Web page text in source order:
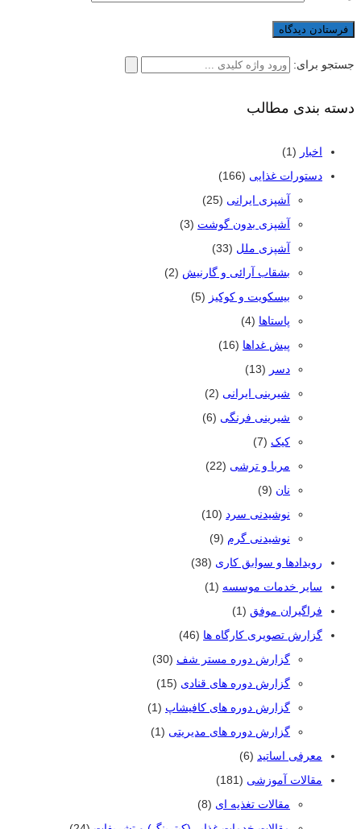
جستجو برای:
دسته بندی مطالب
اخبار (1)
دستورات غذایی (166)
آشپزی ایرانی (25)
آشپزی بدون گوشت (3)
آشپزی ملل (33)
بشقاب آرائی و گارنیش (2)
بیسکویت و کوکیز (5)
پاستاها (4)
پیش غداها (16)
دسر (13)
شیرینی ایرانی (2)
شیرینی فرنگی (6)
کیک (7)
مربا و ترشی (22)
نان (9)
نوشیدنی سرد (10)
نوشیدنی گرم (9)
رویدادها و سوابق کاری (38)
سایر خدمات موسسه (1)
فراگیران موفق (1)
گزارش تصویری کارگاه ها (46)
گزارش دوره مستر شف (30)
گزارش دوره های قنادی (15)
گزارش دوره های کافیشاپ (1)
گزارش دوره های مدیریتی (1)
معرفی اساتید (6)
مقالات آموزشی (181)
مقالات تغذیه ای (8)